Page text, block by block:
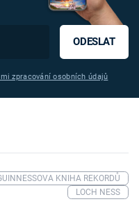
ODESLAT
zpracování osobních údajů
KNIHA REKORDŮ
LOCH NESS